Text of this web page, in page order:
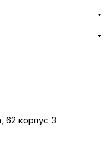
62 корпус 3